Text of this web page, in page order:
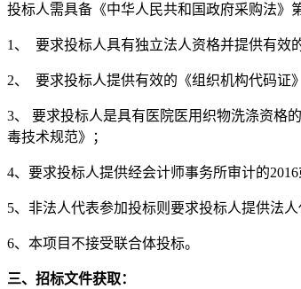
投标人需具备《中华人民共和国政府采购法》
1、 要求投标人具有独立法人资格并提供有效
2、 要求投标人提供有效的《组织机构代码证
3、 要求投标人是具有医院医用织物洗涤资格
毒技术规范》；
4、要求投标人提供经会计师事务所审计的
5、非法人代表参加投标则要求投标人提供法
6、本项目不接受联合体投标。
三、招标文件获取：